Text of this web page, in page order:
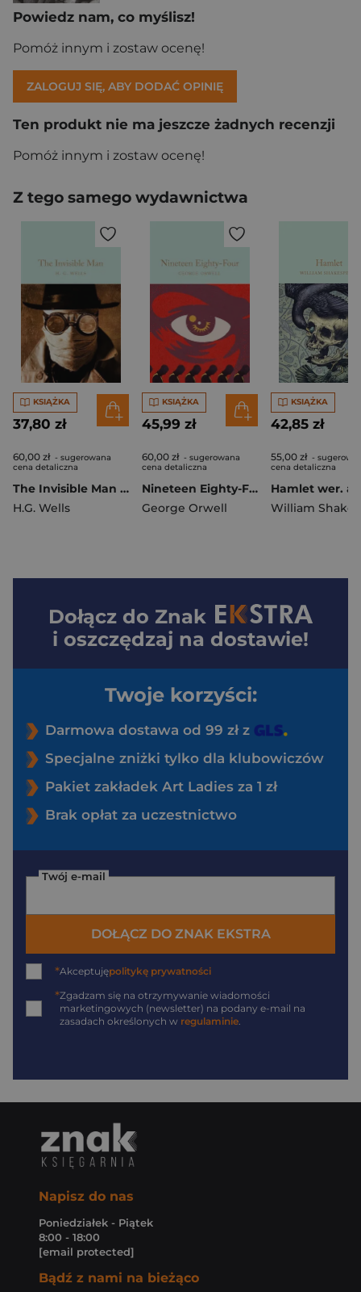
Powiedz nam, co myślisz!
Pomóż innym i zostaw ocenę!
ZALOGUJ SIĘ, ABY DODAĆ OPINIĘ
Ten produkt nie ma jeszcze żadnych recenzji
Pomóż innym i zostaw ocenę!
Z tego samego wydawnictwa
KSIĄŻKA
37,80 zł
60,00 zł - sugerowana
cena detaliczna
The Invisible Man wer. angielska
H.G. Wells
KSIĄŻKA
45,99 zł
60,00 zł - sugerowana
cena detaliczna
Nineteen Eighty-Four wer. angielska
George Orwell
KSIĄŻKA
42,85 zł
55,00 zł -
cena detaliczna
Dołącz do Znak
i oszczędzaj na dostawie!
Twoje korzyści:
Darmowa dostawa od 99 zł z
Specjalne zniżki tylko dla klubowiczów
Pakiet zakładek Art Ladies za 1 zł
Brak opłat za uczestnictwo
Twój e-mail
DOŁĄCZ DO ZNAK EKSTRA
*Akceptujępolitykę prywatności
*Zgadzam się na otrzymywanie wiadomości
marketingowych (newsletter) na podany e-mail na
zasadach określonych w regulaminie
Napisz do nas
Poniedziałek - Piątek
8:00 - 18:00
[email protected]
Bądź z nami na bieżąco